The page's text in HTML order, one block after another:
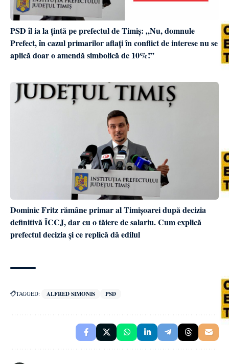
PSD îl ia la țintă pe prefectul de Timiș: „Nu, domnule
Prefect, în cazul primarilor aflați în conflict de interese nu se
aplică doar o amendă simbolică de 10%!”
Dominic Fritz rămâne primar al Timișoarei după decizia
definitivă ÎCCJ, dar cu o tăiere de salariu. Cum explică
prefectul decizia și ce replică dă edilul
TAGGED: ALFRED SIMONIS PSD